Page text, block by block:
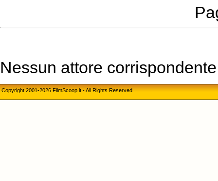
Nessun attore
Copyright 2001-2026 FilmScoop.it - All Rights Reserved